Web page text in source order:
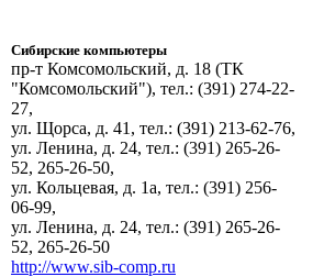
Сибирские компьютеры
пр-т Комсомольский, д. 18 (ТК
"Комсомольский"), тел.: (391) 274-22-
27,
ул. Щорса, д. 41, тел.: (391) 213-62-76,
ул. Ленина, д. 24, тел.: (391) 265-26-
52, 265-26-50,
ул. Кольцевая, д. 1а, тел.: (391) 256-
06-99,
ул. Ленина, д. 24, тел.: (391) 265-26-
52, 265-26-50
http://www.sib-comp.ru